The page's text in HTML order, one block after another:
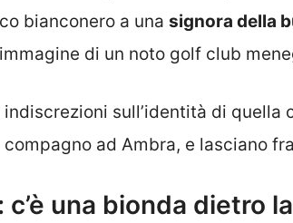
bianconero a una signora della
di un noto golf club
sull’identità di quella
ad Ambra, e lasciano
una bionda dietro